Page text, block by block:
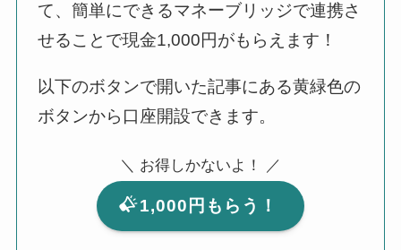
て、簡単にできるマネーブリッジで連携さ
せることで現金1,000円がもらえます！
以下のボタンで開いた記事にある黄緑色の
ボタンから口座開設できます。
＼ お得しかないよ！ ／
1,000円もらう！